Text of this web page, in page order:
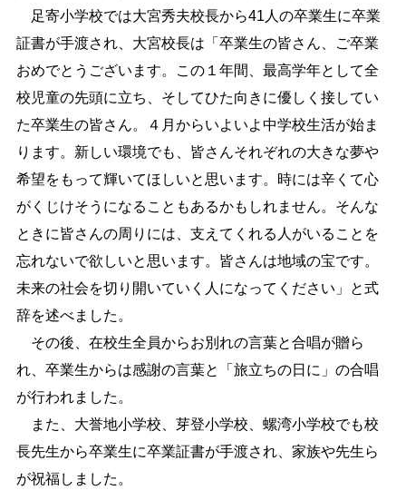
文字サイズ
標準 拡大
色合い
白 黒 黄 青
リセット
language
閉じる
足寄小学校では大宮秀夫校長から41人の卒業生に卒業
証書が手渡され、大宮校長は「卒業生の皆さん、ご卒業
おめでとうございます。この１年間、最高学年として全
校児童の先頭に立ち、そしてひた向きに優しく接してい
た卒業生の皆さん。４月からいよいよ中学校生活が始ま
ります。新しい環境でも、皆さんそれぞれの大きな夢や
希望をもって輝いてほしいと思います。時には辛くて心
がくじけそうになることもあるかもしれません。そんな
ときに皆さんの周りには、支えてくれる人がいることを
忘れないで欲しいと思います。皆さんは地域の宝です。
未来の社会を切り開いていく人になってください」と式
辞を述べました。
その後、在校生全員からお別れの言葉と合唱が贈ら
れ、卒業生からは感謝の言葉と「旅立ちの日に」の合唱
が行われました。
また、大誉地小学校、芽登小学校、螺湾小学校でも校
長先生から卒業生に卒業証書が手渡され、家族や先生ら
が祝福しました。